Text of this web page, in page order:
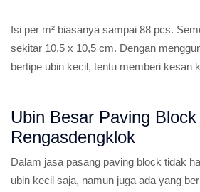
Isi per m² biasanya sampai 88 pcs.
sekitar 10,5 x 10,5 cm. Dengan
bertipe ubin kecil, tentu memberi kesan
Ubin Besar Paving Block
Rengasdengklok
Dalam jasa pasang paving block tidak
ubin kecil saja, namun juga ada yang